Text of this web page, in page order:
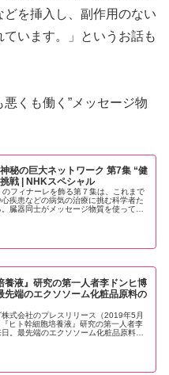
を挿入し、副作用のない
います。」というお話も
くも働く”メッセージ物
秘の巨大ネットワーク 第7集 “健
戦 | NHKスペシャル
のフィナーレを飾る第７集は、これまで
疾患などの病気の治療に挑む科学者た
臓器同士がメッセージ物質を使って会
養液』研究の第一人者李ドンヒ博
先端のエクソソーム化粧品原料の
式会社のプレスリリース（2019年5月
ヒト幹細胞培養液』研究の第一人者李
。最先端のエクソソーム化粧品原料の